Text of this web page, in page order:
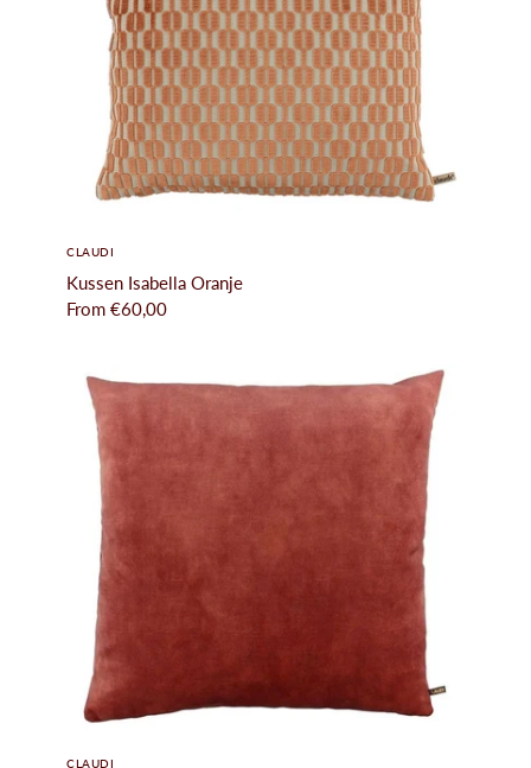
CLAUDI
Kussen Isabella Oranje
From €60,00
CLAUDI